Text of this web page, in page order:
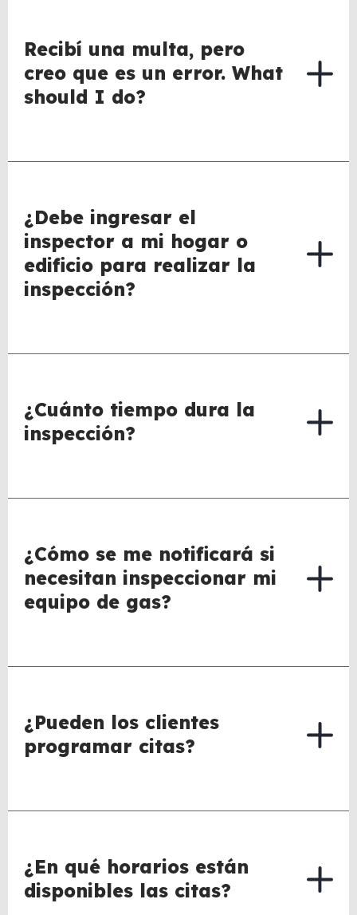
Recibí una multa, pero
creo que es un error. What
should I do?
¿Debe ingresar el
inspector a mi hogar o
edificio para realizar la
inspección?
¿Cuánto tiempo dura la
inspección?
¿Cómo se me notificará si
necesitan inspeccionar mi
equipo de gas?
¿Pueden los clientes
programar citas?
¿En qué horarios están
disponibles las citas?